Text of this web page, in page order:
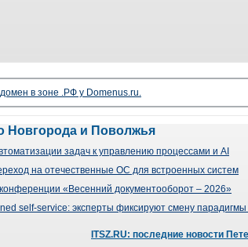
в зоне .РФ у Domenus.ru.
Новгорода и Поволжья
задач к управлению процессами и AI
на отечественные ОС для встроенных систем
«Весенний документооборот – 2026»
self-service: эксперты фиксируют смену
ITSZ.RU: последние новости